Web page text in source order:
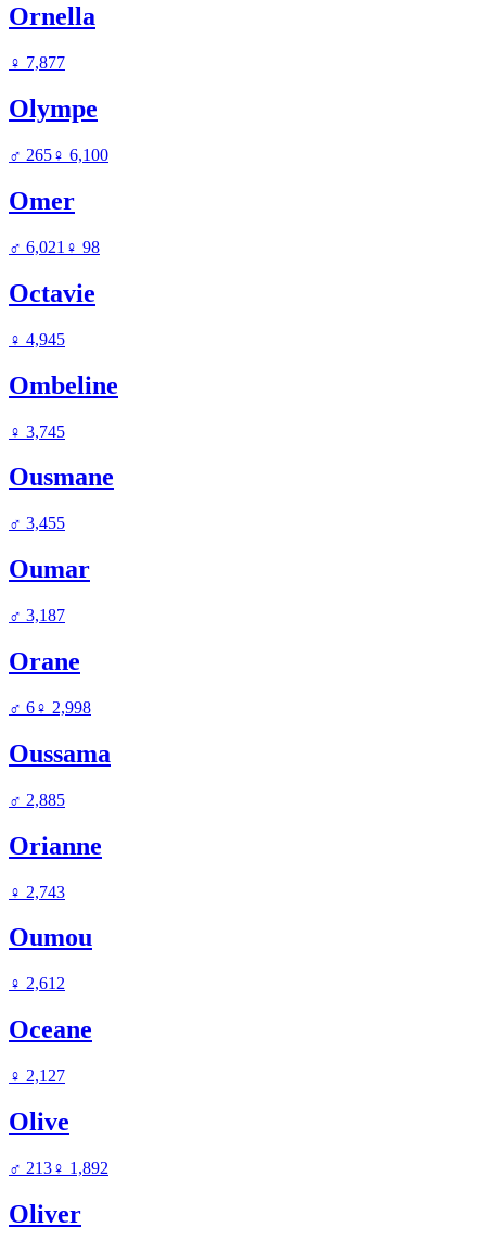
Ornella
♀ 7,877
Olympe
♂ 265♀ 6,100
Omer
♂ 6,021 ♀ 98
Octavie
♀ 4,945
Ombeline
♀ 3,745
Ousmane
♂ 3,455
Oumar
♂ 3,187
Orane
♂ 6♀ 2,998
Oussama
♂ 2,885
Orianne
♀ 2,743
Oumou
♀ 2,612
Oceane
♀ 2,127
Olive
♂ 213♀ 1,892
Oliver